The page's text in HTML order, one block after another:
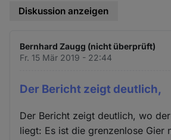
Diskussion anzeigen
Bernhard Zaugg (nicht überprüft)
Fr. 15 Mär 2019 - 22:44
Der Bericht zeigt deutlich,
Der Bericht zeigt deutlich, wo
liegt: Es ist die grenzenlose Gier